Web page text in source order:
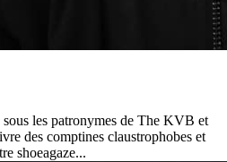
les patronymes de The KVB et
des comptines claustrophobes et
shoeagaze...